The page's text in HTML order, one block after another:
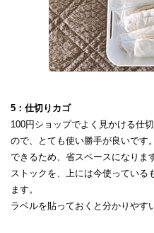
5：仕切りカゴ
100円ショップでよく見かける仕
ので、とても使い勝手が良いです
できるため、省スペースになりま
ストックを、上には今使っている
ます。
ラベルを貼っておくと分かりやす